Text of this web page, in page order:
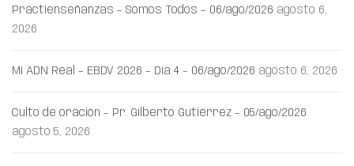
Practienseñanzas – Somos Todos – 06/ago/2026 agosto 6,
2026
Mi ADN Real – EBDV 2026 – Día 4 – 06/ago/2026 agosto 6, 2026
Culto de oración – Pr. Gilberto Gutiérrez – 05/ago/2026
agosto 5, 2026